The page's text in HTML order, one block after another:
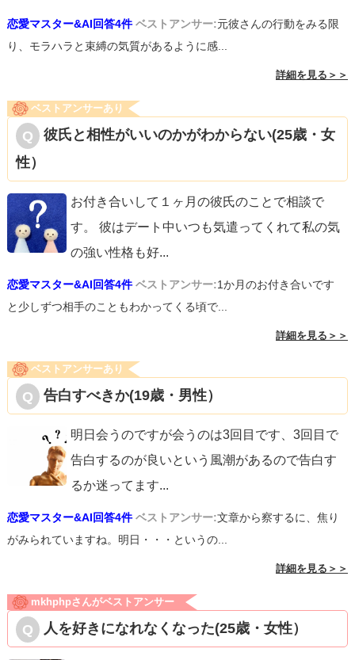
恋愛マスター&AI回答4件 ベストアンサー:元彼さんの行動をみる限
り、モラハラと束縛の気質があるように感...
詳細を見る＞＞
ベストアンサーあり
彼氏と相性がいいのかがわからない(25歳・女
性）
お付き合いして１ヶ月の彼氏のことで相談で
す。 彼はデート中いつも気遣ってくれて私の気
の強い性格も好...
恋愛マスター&AI回答4件 ベストアンサー:1か月のお付き合いです
と少しずつ相手のこともわかってくる頃で...
詳細を見る＞＞
ベストアンサーあり
告白すべきか(19歳・男性）
明日会うのですが会うのは3回目です、3回目で
告白するのが良いという風潮があるので告白す
るか迷ってます...
恋愛マスター&AI回答4件 ベストアンサー:文章から察するに、焦り
がみられていますね。明日・・・というの...
詳細を見る＞＞
mkhphpさんがベストアンサー
人を好きになれなくなった(25歳・女性）